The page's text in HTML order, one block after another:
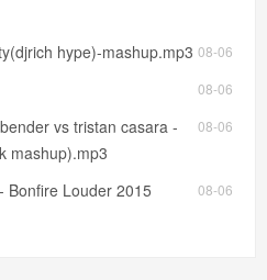
08-06
hype)-mashup.mp3
08-06
08-06
vs tristan casara -
mashup).mp3
08-06
Bonfire Louder 2015